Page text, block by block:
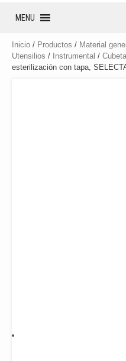
MENU
Inicio / Productos / Material
Utensilios / Instrumental /
esterilización con tapa,